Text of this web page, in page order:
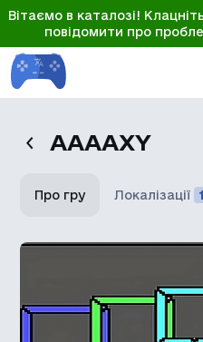
Вітаємо в каталозі!
повідомити про
AAAAXY
Про гру Локалізації 1